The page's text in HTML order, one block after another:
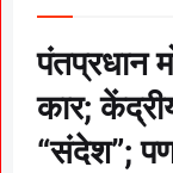
पंतप्रधान
कार;
“संदेश”;